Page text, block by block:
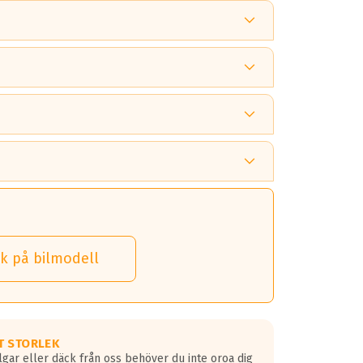
på.
däck.
på bilmodell
STORLEK
eller däck från oss behöver du inte oroa dig